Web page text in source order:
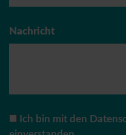
Nachricht
Ich bin mit den